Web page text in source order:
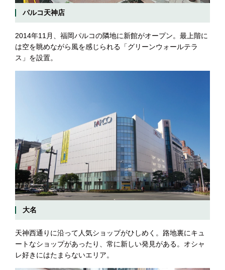
パルコ天神店
2014年11月、福岡パルコの隣地に新館がオープン。最上階に
は空を眺めながら風を感じられる「グリーンウォールテラ
ス」を設置。
大名
天神西通りに沿って人気ショップがひしめく。路地裏にキュ
ートなショップがあったり、常に新しい発見がある。オシャ
レ好きにはたまらないエリア。